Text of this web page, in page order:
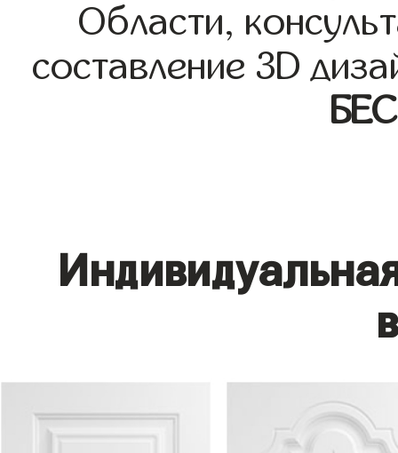
Области,
составление 3D